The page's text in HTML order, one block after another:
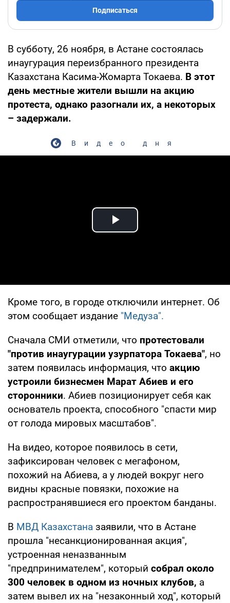
Подписаться
В субботу, 26 ноября, в Астане состоялась
инаугурация переизбранного президента
Казахстана Касима-Жомарта Токаева. В этот
день местные жители вышли на акцию
протеста, однако разогнали их, а некоторых
– задержали.
Видео дня
Play Video
Кроме того, в городе отключили интернет. Об
этом сообщает издание "Медуза".
Сначала СМИ отметили, что протестовали
"против инаугурации узурпатора Токаева", но
затем появилась информация, что акцию
устроили бизнесмен Марат Абиев и его
сторонники. Абиев позиционирует себя как
основатель проекта, способного "спасти мир
от голода мировых масштабов".
На видео, которое появилось в сети,
зафиксирован человек с мегафоном,
похожий на Абиева, а у людей вокруг него
видны красные повязки, похожие на
распространявшиеся его проектом банданы.
В МВД Казахстана заявили, что в Астане
прошла "несанкционированная акция",
устроенная неназванным
"предпринимателем", который собрал около
300 человек в одном из ночных клубов, а
затем вывел их на "незаконный ход", который